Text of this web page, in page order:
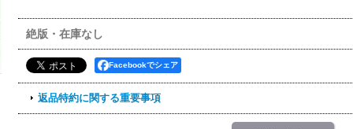
絶版・在庫なし
Facebookでシェア
返品特約に関する重要事項